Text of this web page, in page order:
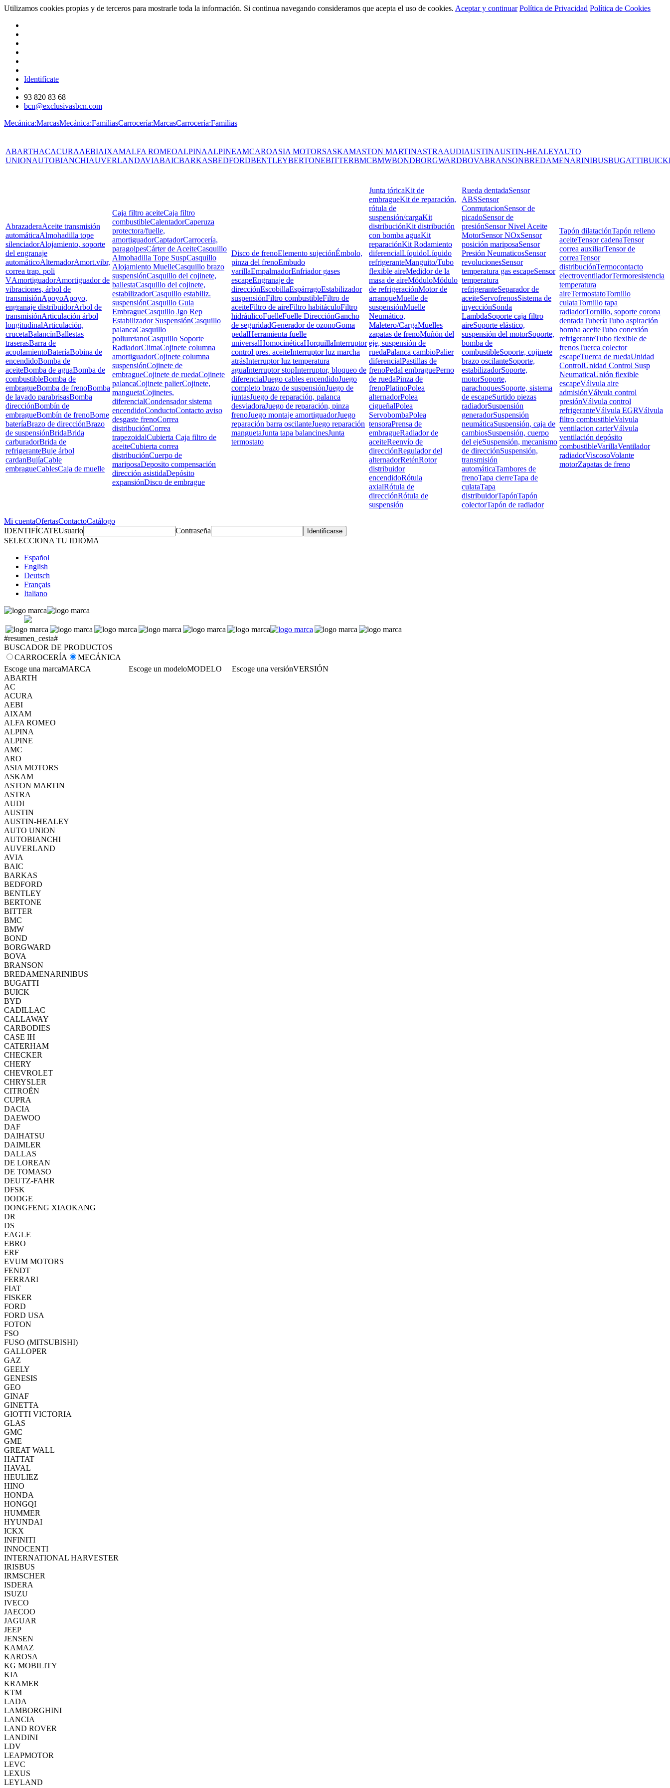
Utilizamos cookies propias y de terceros para mostrarle toda la información. Si continua navegando consideramos que acepta el uso de cookies. Aceptar y continuar Política de Privacidad Política de Cookies
Identifícate
93 820 83 68
bcn@exclusivasbcn.com
Mecánica:MarcasMecánica:FamiliasCarrocería:MarcasCarrocería:Familias
ABARTHACACURAAEBIAIXAMALFA ROMEOALPINAALPINEAMCAROASIA MOTORSASKAMASTON MARTINASTRAAUDIAUSTINAUSTIN-HEALEYAUTO
UNIONAUTOBIANCHIAUVERLANDAVIABAICBARKASBEDFORDBENTLEYBERTONEBITTERBMCBMWBONDBORGWARDBOVABRANSONBREDAMENARINIBUSBUGATTIBUICK
AbrazaderaAceite transmisión
automáticaAlmohadilla tope
silenciadorAlojamiento, soporte
del engranaje
automáticoAlternadorAmort.vibr,
correa trap. poli
VAmortiguadorAmortiguador de
vibraciones, árbol de
transmisiónApoyoApoyo,
engranaje distribuidorArbol de
transmisiónArticulación árbol
longitudinalArticulación,
crucetaBalancínBallestas
traserasBarra de
acoplamientoBateríaBobina de
encendidoBomba de
aceiteBomba de aguaBomba de
combustibleBomba de
embragueBomba de frenoBomba
de lavado parabrisasBomba
direcciónBombín de
embragueBombín de frenoBorne
bateríaBrazo de direcciónBrazo
de suspensiónBridaBrida
carburadorBrida de
refrigeranteBuje árbol
cardanBujíaCable
embragueCablesCaja de muelle
Caja filtro aceiteCaja filtro
combustibleCalentadorCaperuza
protectora/fuelle,
amortiguadorCaptadorCarrocería,
paragolpesCárter de AceiteCasquillo
Almohadilla Tope SuspCasquillo
Alojamiento MuelleCasquillo brazo
suspensiónCasquillo del cojinete,
ballestaCasquillo del cojinete,
estabilizadorCasquillo estabiliz.
suspensiónCasquillo Guia
EmbragueCasquillo Jgo Rep
Estabilizador SuspensiónCasquillo
palancaCasquillo
poliuretanoCasquillo Soporte
RadiadorClimaCojinete columna
amortiguadorCojinete columna
suspensiónCojinete de
embragueCojinete de ruedaCojinete
palancaCojinete palierCojinete,
manguetaCojinetes,
diferencialCondensador sistema
encendidoConductoContacto aviso
desgaste frenoCorrea
distribuciónCorrea
trapezoidalCubierta Caja filtro de
aceiteCubierta correa
distribuciónCuerpo de
mariposaDeposito compensación
dirección asistidaDepósito
expansiónDisco de embrague
Disco de frenoElemento sujeciónÉmbolo,
pinza del frenoEmbudo
varillaEmpalmadorEnfriador gases
escapeEngranaje de
direcciónEscobillaEspárragoEstabilizador
suspensiónFiltro combustibleFiltro de
aceiteFiltro de aireFiltro habitáculoFiltro
hidráulicoFuelleFuelle DirecciónGancho
de seguridadGenerador de ozonoGoma
pedalHerramienta fuelle
universalHomocinéticaHorquillaInterruptor
control pres. aceiteInterruptor luz marcha
atrásInterruptor luz temperatura
aguaInterruptor stopInterruptor, bloqueo de
diferencialJuego cables encendidoJuego
completo brazo de suspensiónJuego de
juntasJuego de reparación, palanca
desviadoraJuego de reparación, pinza
frenoJuego montaje amortiguadorJuego
reparación barra oscilanteJuego reparación
manguetaJunta tapa balancinesJunta
termostato
Junta tóricaKit de
embragueKit de reparación,
rótula de
suspensión/cargaKit
distribuciónKit distribución
con bomba aguaKit
reparaciónKit Rodamiento
diferencialLíquidoLíquido
refrigeranteManguito/Tubo
flexible aireMedidor de la
masa de aireMóduloMódulo
de refrigeraciónMotor de
arranqueMuelle de
suspensiónMuelle
Neumático,
Maletero/CargaMuelles
zapatas de frenoMuñón del
eje, suspensión de
ruedaPalanca cambioPalier
diferencialPastillas de
frenoPedal embraguePerno
de ruedaPinza de
frenoPlatinoPolea
alternadorPolea
cigueñalPolea
ServobombaPolea
tensoraPrensa de
embragueRadiador de
aceiteReenvío de
direcciónRegulador del
alternadorReténRotor
distribuidor
encendidoRótula
axialRótula de
direcciónRótula de
suspensión
Rueda dentadaSensor
ABSSensor
ConmutacionSensor de
picadoSensor de
presiónSensor Nivel Aceite
MotorSensor NOxSensor
posición mariposaSensor
Presión NeumaticosSensor
revolucionesSensor
temperatura gas escapeSensor
temperatura
refrigeranteSeparador de
aceiteServofrenosSistema de
inyecciónSonda
LambdaSoporte caja filtro
aireSoporte elástico,
suspensión del motorSoporte,
bomba de
combustibleSoporte, cojinete
brazo oscilanteSoporte,
estabilizadorSoporte,
motorSoporte,
parachoquesSoporte, sistema
de escapeSurtido piezas
radiadorSuspensión
generadorSuspensión
neumáticaSuspensión, caja de
cambiosSuspensión, cuerpo
del ejeSuspensión, mecanismo
de direcciónSuspensión,
transmisión
automáticaTambores de
frenoTapa cierreTapa de
culataTapa
distribuidorTapónTapón
colectorTapón de radiador
Tapón dilataciónTapón relleno
aceiteTensor cadenaTensor
correa auxiliarTensor de
correaTensor
distribuciónTermocontacto
electroventiladorTermoresistencia
temperatura
aireTermostatoTornillo
culataTornillo tapa
radiadorTornillo, soporte corona
dentadaTuberíaTubo aspiración
bomba aceiteTubo conexión
refrigeranteTubo flexible de
frenosTuerca colector
escapeTuerca de ruedaUnidad
ControlUnidad Control Susp
NeumaticaUnión flexible
escapeVálvula aire
admisiónVálvula control
presiónVálvula control
refrigeranteVálvula EGRVálvula
filtro combustibleValvula
ventilacion carterVálvula
ventilación depósito
combustibleVarillaVentilador
radiadorViscosoVolante
motorZapatas de freno
Mi cuentaOfertasContactoCatálogo
IDENTIFÍCATEUsuario
Contraseña
SELECCIONA TU IDIOMA
Español
English
Deutsch
Français
Italiano
#resumen_cesta#
BUSCADOR DE PRODUCTOS
CARROCERÍA
MECÁNICA
Escoge una marcaMARCA
ABARTH
AC
ACURA
AEBI
AIXAM
ALFA ROMEO
ALPINA
ALPINE
AMC
ARO
ASIA MOTORS
ASKAM
ASTON MARTIN
ASTRA
AUDI
AUSTIN
AUSTIN-HEALEY
AUTO UNION
AUTOBIANCHI
AUVERLAND
AVIA
BAIC
BARKAS
BEDFORD
BENTLEY
BERTONE
BITTER
BMC
BMW
BOND
BORGWARD
BOVA
BRANSON
BREDAMENARINIBUS
BUGATTI
BUICK
BYD
CADILLAC
CALLAWAY
CARBODIES
CASE IH
CATERHAM
CHECKER
CHERY
CHEVROLET
CHRYSLER
CITROËN
CUPRA
DACIA
DAEWOO
DAF
DAIHATSU
DAIMLER
DALLAS
DE LOREAN
DE TOMASO
DEUTZ-FAHR
DFSK
DODGE
DONGFENG XIAOKANG
DR
DS
EAGLE
EBRO
ERF
EVUM MOTORS
FENDT
FERRARI
FIAT
FISKER
FORD
FORD USA
FOTON
FSO
FUSO (MITSUBISHI)
GALLOPER
GAZ
GEELY
GENESIS
GEO
GINAF
GINETTA
GIOTTI VICTORIA
GLAS
GMC
GME
GREAT WALL
HATTAT
HAVAL
HEULIEZ
HINO
HONDA
HONGQI
HUMMER
HYUNDAI
ICKX
INFINITI
INNOCENTI
INTERNATIONAL HARVESTER
IRISBUS
IRMSCHER
ISDERA
ISUZU
IVECO
JAECOO
JAGUAR
JEEP
JENSEN
KAMAZ
KAROSA
KG MOBILITY
KIA
KRAMER
KTM
LADA
LAMBORGHINI
LANCIA
LAND ROVER
LANDINI
LDV
LEAPMOTOR
LEVC
LEXUS
LEYLAND
Escoge un modeloMODELO Escoge una versiónVERSIÓN